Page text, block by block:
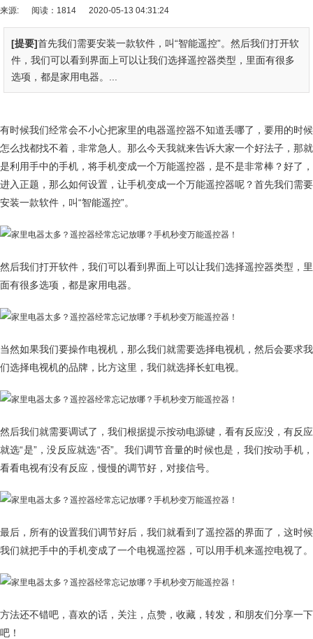
来源: 阅读：1814 2020-05-13 04:31:24
[提要]首先我们需要安装一款软件，叫“智能遥控”。然后我们打开软
件，我们可以看到界面上可以让我们选择遥控器类型，里面有很多
选项，都是家用电器。...
有时候我们经常会不小心把家里的电器遥控器不知道丢哪了，要用的时候
怎么找都找不着，非常急人。那么今天我就来告诉大家一个好法子，那就
是利用手中的手机，将手机变成一个万能遥控器，是不是非常棒？好了，
进入正题，那么如何设置，让手机变成一个万能遥控器呢？首先我们需要
安装一款软件，叫“智能遥控”。
然后我们打开软件，我们可以看到界面上可以让我们选择遥控器类型，里
面有很多选项，都是家用电器。
当然如果我们要操作电视机，那么我们就需要选择电视机，然后会要求我
们选择电视机的品牌，比方这里，我们就选择长虹电视。
然后我们就需要调试了，我们根据提示按动电源键，看有反应没，有反应
就选“是”，没反应就选“否”。我们调节音量的时候也是，我们按动手机，
看看电视有没有反应，慢慢的调节好，对接信号。
最后，所有的设置我们调节好后，我们就看到了遥控器的界面了，这时候
我们就把手中的手机变成了一个电视遥控器，可以用手机来遥控电视了。
方法还不错吧，喜欢的话，关注，点赞，收藏，转发，和朋友们分享一下
吧！